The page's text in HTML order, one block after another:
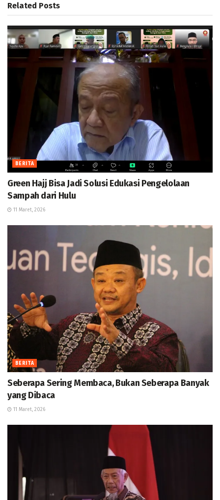
Related Posts
BERITA
Green Hajj Bisa Jadi Solusi Edukasi Pengelolaan
Sampah dari Hulu
11 Maret, 2026
BERITA
Seberapa Sering Membaca, Bukan Seberapa Banyak
yang Dibaca
11 Maret, 2026